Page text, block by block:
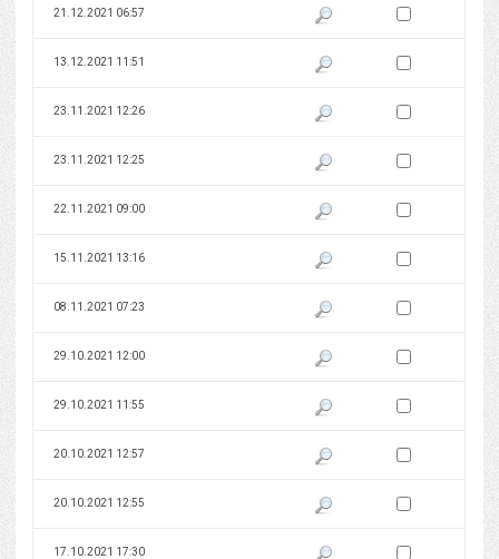
21.12.2021 06:57 Pokaż podgląd wersji z dnia
Zaznacz wersję do
13.12.2021 11:51 Pokaż podgląd wersji z dnia
Zaznacz wersję do
23.11.2021 12:26 Pokaż podgląd wersji z dnia
Zaznacz wersję do
23.11.2021 12:25 Pokaż podgląd wersji z dnia
Zaznacz wersję do
22.11.2021 09:00 Pokaż podgląd wersji z dnia
Zaznacz wersję do
15.11.2021 13:16 Pokaż podgląd wersji z dnia
Zaznacz wersję do
08.11.2021 07:23 Pokaż podgląd wersji z dnia
Zaznacz wersję do
29.10.2021 12:00 Pokaż podgląd wersji z dnia
Zaznacz wersję do
29.10.2021 11:55 Pokaż podgląd wersji z dnia
Zaznacz wersję do
20.10.2021 12:57 Pokaż podgląd wersji z dnia
Zaznacz wersję do
20.10.2021 12:55 Pokaż podgląd wersji z dnia
Zaznacz wersję do
17.10.2021 17:30 Pokaż podgląd wersji z dnia
Zaznacz wersję do